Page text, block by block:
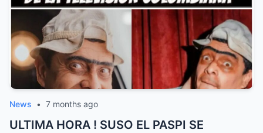
News • 7 months ago
ULTIMA HORA ! SUSO EL PASPI SE